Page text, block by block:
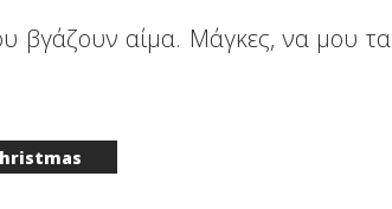
βγάζουν αίμα. Μάγκες, να μου τα